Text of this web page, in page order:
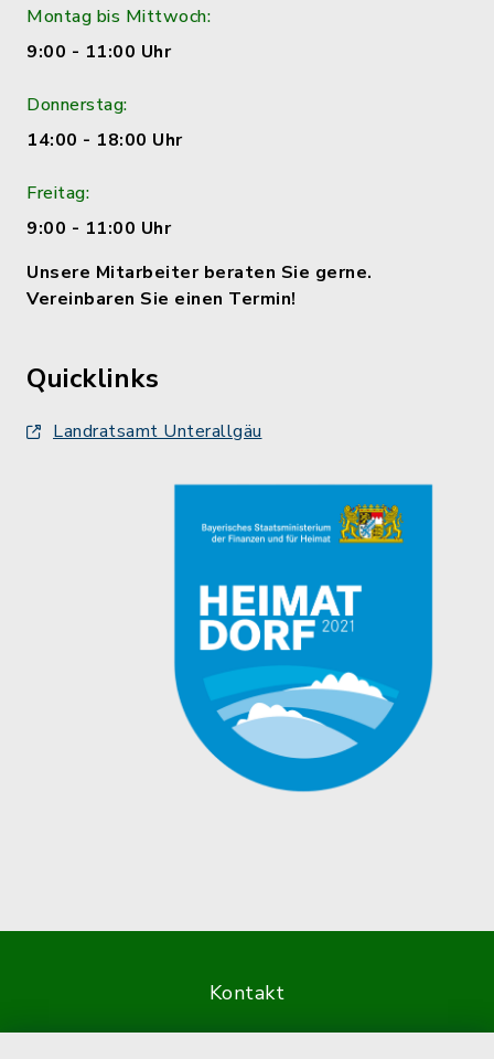
Montag bis Mittwoch:
9:00 - 11:00 Uhr
Donnerstag:
14:00 - 18:00 Uhr
Freitag:
9:00 - 11:00 Uhr
Unsere Mitarbeiter beraten Sie gerne.
Vereinbaren Sie einen Termin!
Quicklinks
Landratsamt Unterallgäu
Kontakt